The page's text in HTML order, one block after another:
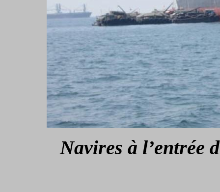
Navires à l’entrée